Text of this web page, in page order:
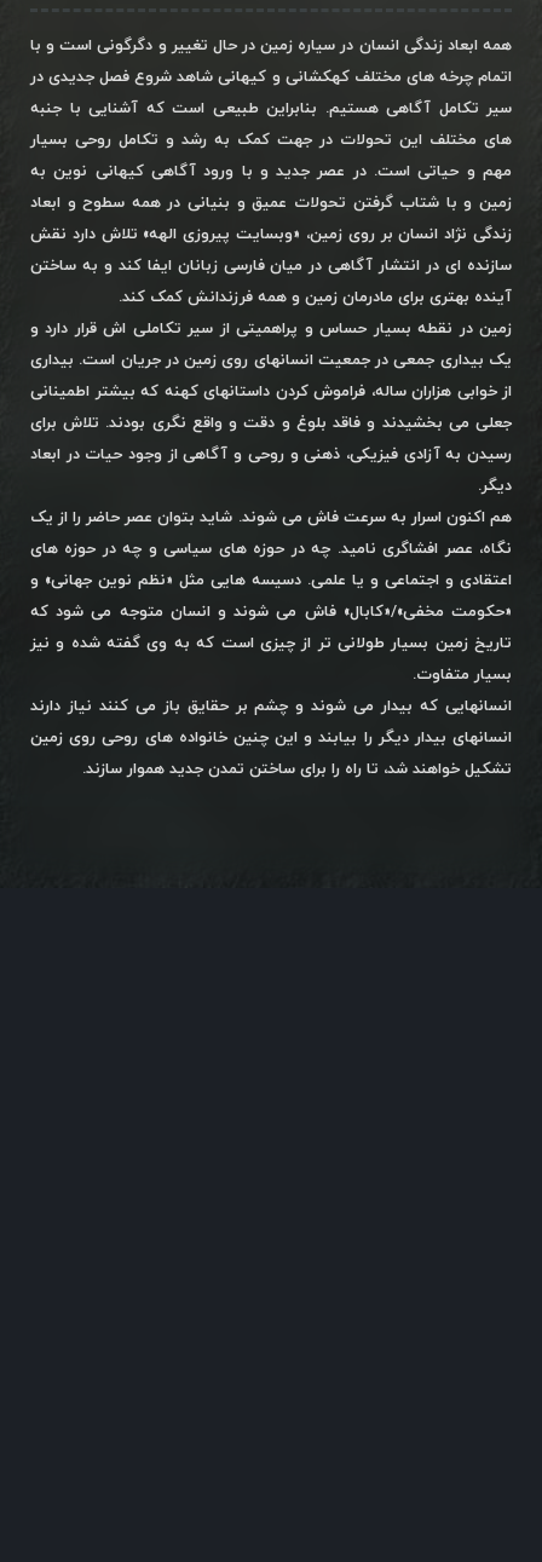
همه ابعاد زندگی انسان در سیاره زمین در حال تغییر و دگرگونی است و با
اتمام چرخه های مختلف کهکشانی و کیهانی شاهد شروع فصل جدیدی در
سیر تکامل آگاهی هستیم. بنابراین طبیعی است که آشنایی با جنبه
های مختلف این تحولات در جهت کمک به رشد و تکامل روحی بسیار
مهم و حیاتی است. در عصر جدید و با ورود آگاهی کیهانی نوین به
زمین و با شتاب گرفتن تحولات عمیق و بنیانی در همه سطوح و ابعاد
زندگی نژاد انسان بر روی زمین، «وبسایت پیروزی الهه» تلاش دارد نقش
سازنده ای در انتشار آگاهی در میان فارسی زبانان ایفا کند و به ساختن
آینده بهتری برای مادرمان زمین و همه فرزندانش کمک کند.
زمین در نقطه بسیار حساس و پراهمیتی از سیر تکاملی اش قرار دارد و
یک بیداری جمعی در جمعیت انسانهای روی زمین در جریان است. بیداری
از خوابی هزاران ساله، فراموش کردن داستانهای کهنه که بیشتر اطمینانی
جعلی می بخشیدند و فاقد بلوغ و دقت و واقع نگری بودند. تلاش برای
رسیدن به آزادی فیزیکی، ذهنی و روحی و آگاهی از وجود حیات در ابعاد
دیگر.
هم اکنون اسرار به سرعت فاش می شوند. شاید بتوان عصر حاضر را از یک
نگاه، عصر افشاگری نامید. چه در حوزه های سیاسی و چه در حوزه های
اعتقادی و اجتماعی و یا علمی. دسیسه هایی مثل «نظم نوین جهانی» و
«حکومت مخفی»/«کابال» فاش می شوند و انسان متوجه می شود که
تاریخ زمین بسیار طولانی تر از چیزی است که به وی گفته شده و نیز
بسیار متفاوت.
انسانهایی که بیدار می شوند و چشم بر حقایق باز می کنند نیاز دارند
انسانهای بیدار دیگر را بیابند و این چنین خانواده های روحی روی زمین
تشکیل خواهند شد، تا راه را برای ساختن تمدن جدید هموار سازند.